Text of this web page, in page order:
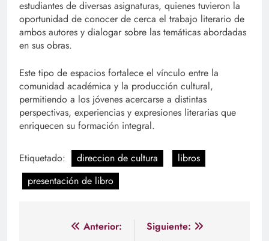
estudiantes de diversas asignaturas, quienes tuvieron la
oportunidad de conocer de cerca el trabajo literario de
ambos autores y dialogar sobre las temáticas abordadas
en sus obras.
Este tipo de espacios fortalece el vínculo entre la
comunidad académica y la producción cultural,
permitiendo a los jóvenes acercarse a distintas
perspectivas, experiencias y expresiones literarias que
enriquecen su formación integral.
Etiquetado: direccion de cultura
libros
presentación de libro
Navegación
Anterior:
Siguiente: